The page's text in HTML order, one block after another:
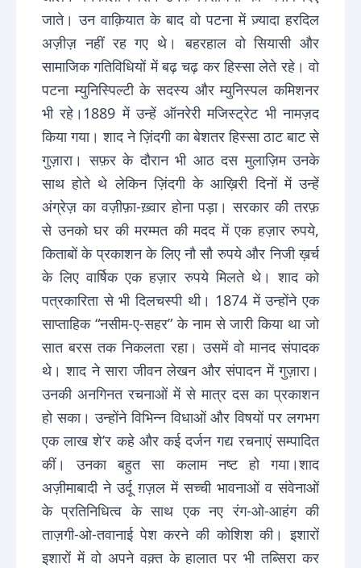
जाते। उन वाक़ियात के बाद वो पटना में ज़्यादा हरदिल
अज़ीज़ नहीं रह गए थे। बहरहाल वो सियासी और
सामाजिक गतिविधियों में बढ़ चढ़ कर हिस्सा लेते रहे। वो
पटना म्युनिस्पिल्टी के सदस्य और म्युनिस्पल कमिशनर
भी रहे।1889 में उन्हें ऑनरेरी मजिस्ट्रेट भी नामज़द
किया गया। शाद ने ज़िंदगी का बेशतर हिस्सा ठाट बाट से
गुज़ारा। सफ़र के दौरान भी आठ दस मुलाज़िम उनके
साथ होते थे लेकिन ज़िंदगी के आख़िरी दिनों में उन्हें
अंग्रेज़ का वज़ीफ़ा-ख़्वार होना पड़ा। सरकार की तरफ़
से उनको घर की मरम्मत की मदद में एक हज़ार रुपये,
किताबों के प्रकाशन के लिए नौ सौ रुपये और निजी ख़र्च
के लिए वार्षिक एक हज़ार रुपये मिलते थे। शाद को
पत्रकारिता से भी दिलचस्पी थी। 1874 में उन्होंने एक
साप्ताहिक “नसीम-ए-सहर” के नाम से जारी किया था जो
सात बरस तक निकलता रहा। उसमें वो मानद संपादक
थे। शाद ने सारा जीवन लेखन और संपादन में गुज़ारा।
उनकी अनगिनत रचनाओं में से मात्र दस का प्रकाशन
हो सका। उन्होंने विभिन्न विधाओं और विषयों पर लगभग
एक लाख शे’र कहे और कई दर्जन गद्य रचनाएं सम्पादित
कीं। उनका बहुत सा कलाम नष्ट हो गया।शाद
अज़ीमाबादी ने उर्दू ग़ज़ल में सच्ची भावनाओं व संवेनाओं
के प्रतिनिधित्व के साथ एक नए रंग-ओ-आहंग की
ताज़गी-ओ-तवानाई पेश करने की कोशिश की। इशारों
इशारों में वो अपने वक़्त के हालात पर भी तब्सिरा कर